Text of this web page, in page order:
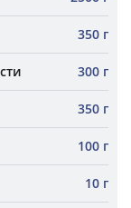
350 г
300 г
350 г
100 г
10 г